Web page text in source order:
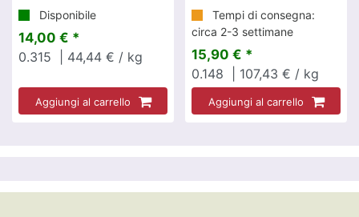
Disponibile
14,00 € *
0.315
| 44,44 € / kg
Aggiungi al carrello
Tempi di consegna:
circa 2-3 settimane
15,90 € *
0.148
| 107,43 € / kg
Aggiungi al carrello